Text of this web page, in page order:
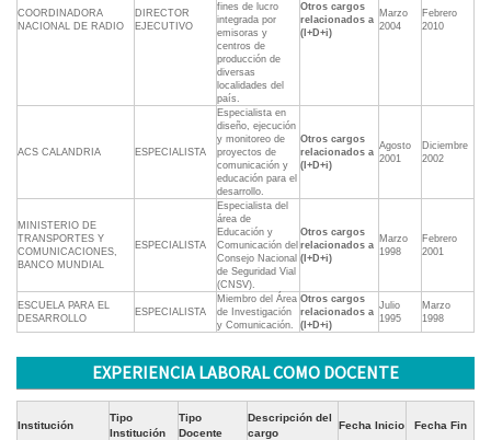
COORDINADORA
NACIONAL DE RADIO
DIRECTOR
EJECUTIVO
fines de lucro
integrada por
emisoras y
centros de
producción de
diversas
localidades del
país.
Otros cargos
relacionados a
(I+D+i)
Marzo
2004
Febrero
2010
ACS CALANDRIA ESPECIALISTA
Especialista en
diseño, ejecución
y monitoreo de
proyectos de
comunicación y
educación para el
desarrollo.
Otros cargos
relacionados a
(I+D+i)
Agosto
2001
Diciembre
2002
MINISTERIO DE
TRANSPORTES Y
COMUNICACIONES,
BANCO MUNDIAL
ESPECIALISTA
Especialista del
área de
Educación y
Comunicación del
Consejo Nacional
de Seguridad Vial
(CNSV).
Otros cargos
relacionados a
(I+D+i)
Marzo
1998
Febrero
2001
ESCUELA PARA EL
DESARROLLO
ESPECIALISTA
Miembro del Área
de Investigación
y Comunicación.
Otros cargos
relacionados a
(I+D+i)
Julio
1995
Marzo
1998
EXPERIENCIA LABORAL COMO DOCENTE
Institución
Tipo
Institución
Tipo
Docente
Descripción del
cargo
Fecha Inicio Fecha Fin